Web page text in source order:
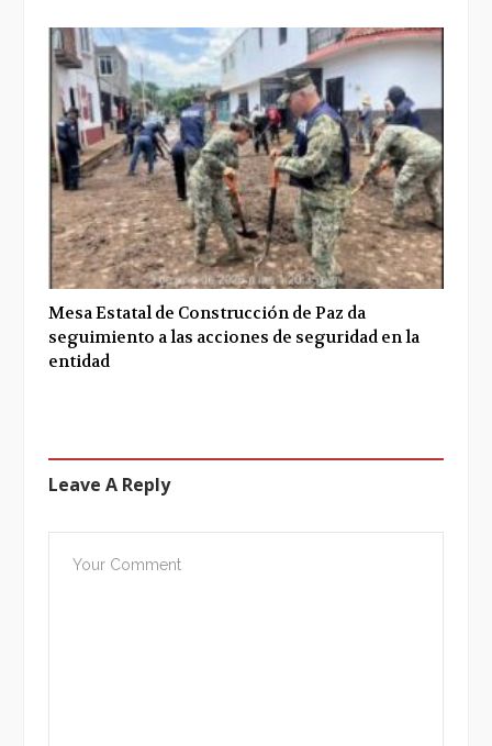
Mesa Estatal de Construcción de Paz da
seguimiento a las acciones de seguridad en la
entidad
Leave A Reply